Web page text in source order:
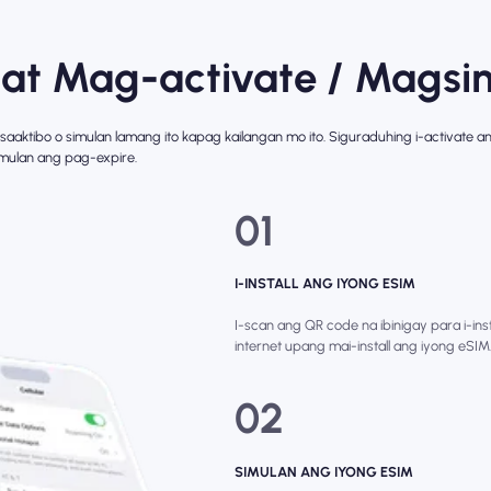
Mag-activate /
o simulan lamang ito kapag kailangan mo ito. Siguraduhing i-activate
ang pag-expire.
01
I-INSTALL ANG IYONG ESIM
I-scan ang QR code na ibinigay para i-
internet upang mai-install ang iyong
02
SIMULAN ANG IYONG ESIM